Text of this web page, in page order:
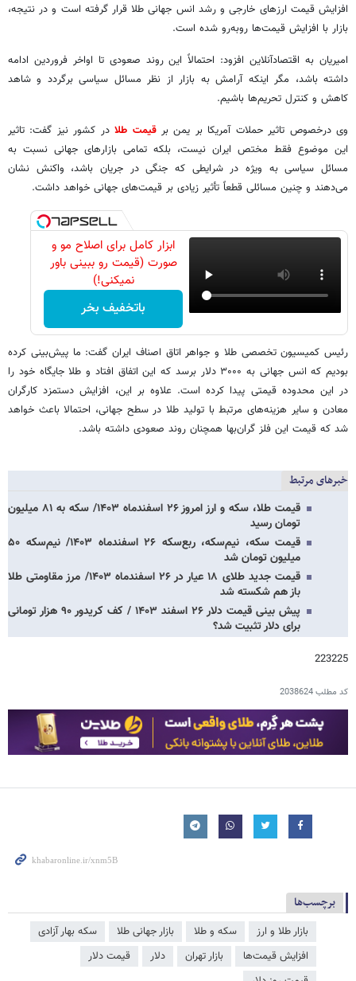
افزایش قیمت ارزهای خارجی و رشد انس جهانی طلا قرار گرفته است و در نتیجه،
بازار با افزایش قیمت‌ها روبه‌رو شده است.
امیریان به اقتصادآنلاین افزود: احتمالاً این روند صعودی تا اواخر فروردین ادامه
داشته باشد، مگر اینکه آرامش به بازار از نظر مسائل سیاسی برگردد و شاهد
کاهش و کنترل تحریم‌ها باشیم.
وی درخصوص تاثیر حملات آمریکا بر یمن برقیمت طلادر کشور نیز گفت: تاثیر
این موضوع فقط مختص ایران نیست، بلکه تمامی بازارهای جهانی نسبت به
مسائل سیاسی به ویژه در شرایطی که جنگی در جریان باشد، واکنش نشان
می‌دهند و چنین مسائلی قطعاً تأثیر زیادی بر قیمت‌های جهانی خواهد داشت.
ابزار کامل برای اصلاح مو و
صورت (قیمت رو ببینی باور
نمیکنی!)
باتخفیف بخر
رئیس کمیسیون تخصصی طلا و جواهر اتاق اصناف ایران گفت: ما پیش‌بینی کرده
بودیم که انس جهانی به ۳۰۰۰ دلار برسد که این اتفاق افتاد و طلا جایگاه خود را
در این محدوده قیمتی پیدا کرده است. علاوه بر این، افزایش دستمزد کارگران
معادن و سایر هزینه‌های مرتبط با تولید طلا در سطح جهانی، احتمالا باعث خواهد
شد که قیمت این فلز گران‌بها همچنان روند صعودی داشته باشد.
خبرهای مرتبط
قیمت طلا، سکه و ارز امروز ۲۶ اسفندماه ۱۴۰۳/ سکه به ۸۱ میلیون
تومان رسید
قیمت سکه، نیم‌سکه، ربع‌سکه ۲۶ اسفندماه ۱۴۰۳/ نیم‌سکه ۵۰
میلیون تومان شد
قیمت جدید طلای ۱۸ عیار در ۲۶ اسفندماه ۱۴۰۳/ مرز مقاومتی طلا
باز هم شکسته شد
پیش بینی قیمت دلار ۲۶ اسفند ۱۴۰۳ / کف کریدور ۹۰ هزار تومانی
برای دلار تثبیت شد؟
223225
کد مطلب2038624
برچسب‌ها
بازار طلا و ارز سکه و طلا بازار جهانی طلا
سکه بهار آزادی
افزایش قیمت‌ها
بازار تهران دلار
قیمت دلار